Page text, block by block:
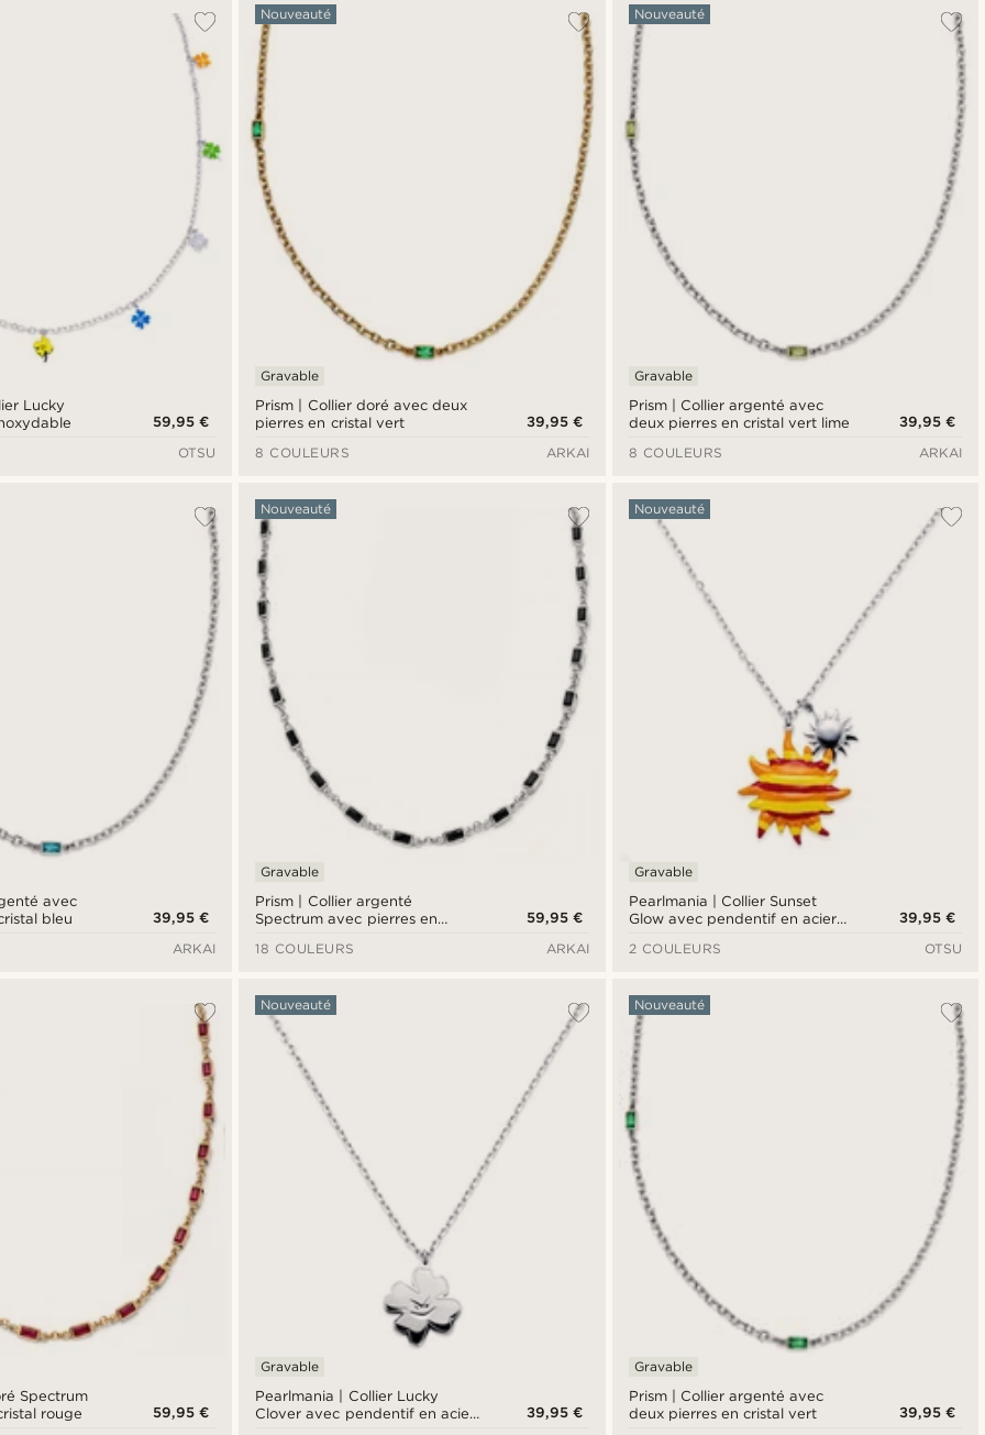
Lucky
59,95 €
OTSU
Prism | Collier doré avec deux
pierres en cristal vert
Nouveauté
Gravable
39,95 €
8 COULEURS
ARKAI
Prism | Collier argenté avec
deux pierres en cristal vert lime
Nouveauté
Gravable
39,95 €
8 COULEURS
ARKAI
avec
bleu
39,95 €
ARKAI
Prism | Collier argenté
Spectrum avec pierres en
Nouveauté
Gravable
59,95 €
18 COULEURS
ARKAI
Pearlmania | Collier Sunset
Glow avec pendentif en acier
Nouveauté
Gravable
39,95 €
2 COULEURS
OTSU
Spectrum
rouge
59,95 €
Pearlmania | Collier Lucky
Clover avec pendentif en acier
Nouveauté
Gravable
39,95 €
Prism | Collier argenté avec
deux pierres en cristal vert
Nouveauté
Gravable
39,95 €